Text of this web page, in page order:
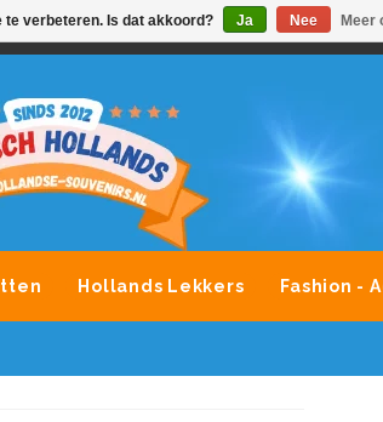
ALLE MERKEN SOUVENIRS
Hollands Lekkers Fashion -
te verbeteren. Is dat akkoord? Ja Nee Meer